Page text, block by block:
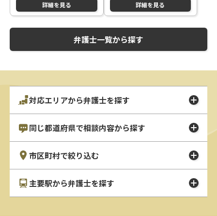
詳細を見る 詳細を見る
弁護士一覧から探す
対応エリアから弁護士を探す
同じ都道府県で相談内容から探す
市区町村で絞り込む
主要駅から弁護士を探す